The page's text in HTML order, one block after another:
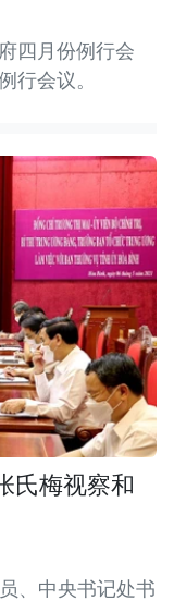
四月份例行会
行会议。
氏梅视察和
、中央书记处书